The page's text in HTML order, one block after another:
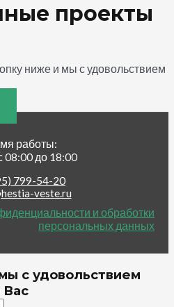
проекты
ниже и мы с удовольствием
работы:
до 18:00
799-54-20
veste.ru
и обработки
персональных данных
с удовольствием
Вас